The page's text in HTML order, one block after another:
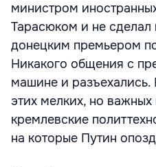
министром
Тарасюком и не сделал
донецким премьером
Никакого общения с
машине и
этих мелких, но
кремлевские
на которые Путин